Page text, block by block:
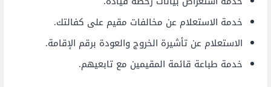
خدمة الاستعلام عن مخالفات مقيم على كفالتك.
الاستعلام عن تأشيرة الخروج والعودة برقم الإقامة.
خدمة طباعة قائمة المقيمين مع تابعيهم.